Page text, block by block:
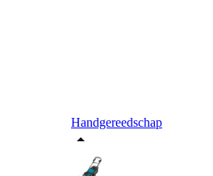
Handgereedschap